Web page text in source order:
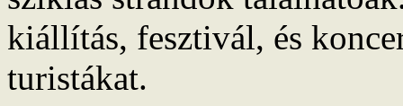
kiállítás, fesztivál, és
turistákat.